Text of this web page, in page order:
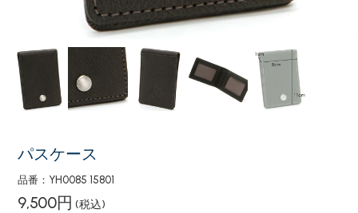
パスケース
品番：YH0085 15801
9,500円 (税込)